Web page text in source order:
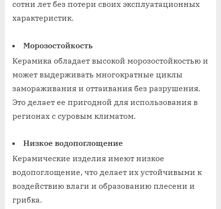
сотни лет без потери своих эксплуатационных
характеристик.
Морозостойкость
Керамика обладает высокой морозостойкостью и
может выдерживать многократные циклы
замораживания и оттаивания без разрушения.
Это делает ее пригодной для использования в
регионах с суровым климатом.
Низкое водопоглощение
Керамические изделия имеют низкое
водопоглощение, что делает их устойчивыми к
воздействию влаги и образованию плесени и
грибка.